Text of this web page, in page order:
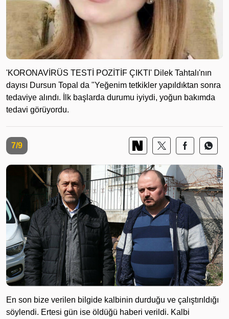
'KORONAVİRÜS TESTİ POZİTİF ÇIKTI' Dilek Tahtalı'nın
dayısı Dursun Topal da "Yeğenim tetkikler yapıldıktan sonra
tedaviye alındı. İlk başlarda durumu iyiydi, yoğun bakımda
tedavi görüyordu.
7/9
En son bize verilen bilgide kalbinin durduğu ve çalıştırıldığı
söylendi. Ertesi gün ise öldüğü haberi verildi. Kalbi